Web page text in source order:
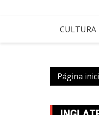
CULTURA
Página